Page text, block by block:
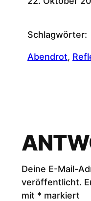
Schlagwörter:
Abendrot,
Deine E-Mail-
veröffentlicht.
mit * markiert